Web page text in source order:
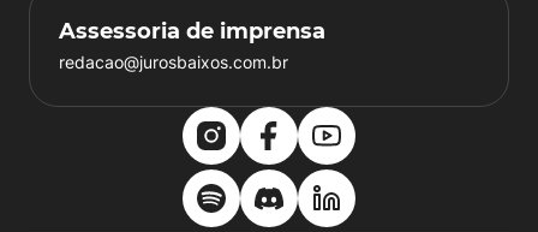
Assessoria de imprensa
redacao@jurosbaixos.com.br